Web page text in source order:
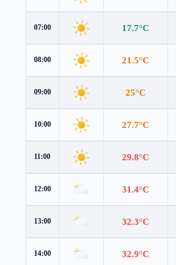
07:00 17.7°C
08:00 21.5°C
09:00 25°C
10:00 27.7°C
11:00 29.8°C
12:00 31.4°C
13:00 32.3°C
14:00 32.9°C